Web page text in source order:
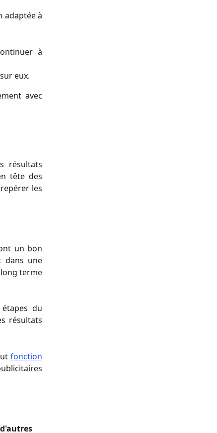
adaptée à
à
eux.
avec
résultats
tête des
les
un bon
dans une
terme
du
résultats
fonction